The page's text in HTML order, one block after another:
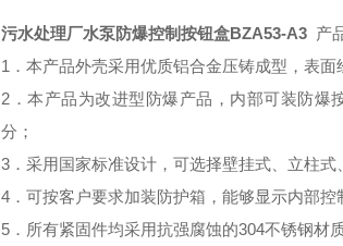
污水处理厂水泵防爆控制按钮盒BZA53-A3 产
1．本产品外壳采用优质铝合金压铸成型，表
2．本产品为改进型防爆产品，内部可装防爆
分；
3．采用国家标准设计，可选择壁挂式、立柱式
4．可按客户要求加装防护箱，能够显示内部
5．所有紧固件均采用抗强腐蚀的304不锈钢材